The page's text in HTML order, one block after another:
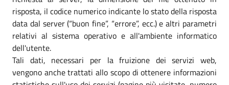
risposta, il codice numerico indicante lo stato della risposta
data dal server (“buon fine”, “errore”, ecc.) e altri parametri
relativi al sistema operativo e all'ambiente informatico
dell'utente.
Tali dati, necessari per la fruizione dei servizi web,
vengono anche trattati allo scopo di ottenere informazioni